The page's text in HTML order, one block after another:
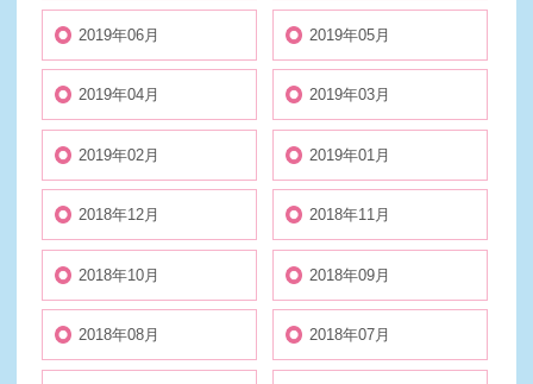
2019年06月 2019年05月
2019年04月 2019年03月
2019年02月 2019年01月
2018年12月 2018年11月
2018年10月 2018年09月
2018年08月 2018年07月